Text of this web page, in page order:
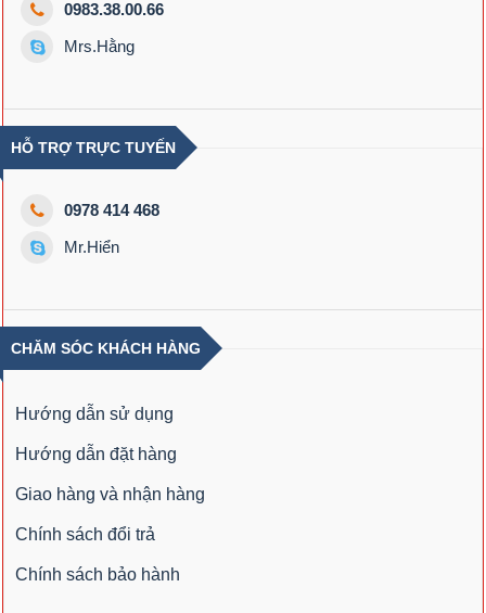
0983.38.00.66
Mrs.Hằng
HỖ TRỢ TRỰC TUYẾN
0978 414 468
Mr.Hiển
CHĂM SÓC KHÁCH HÀNG
Hướng dẫn sử dụng
Hướng dẫn đặt hàng
Giao hàng và nhận hàng
Chính sách đổi trả
Chính sách bảo hành